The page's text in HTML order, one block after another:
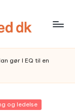
gør I EQ til en
og ledelse